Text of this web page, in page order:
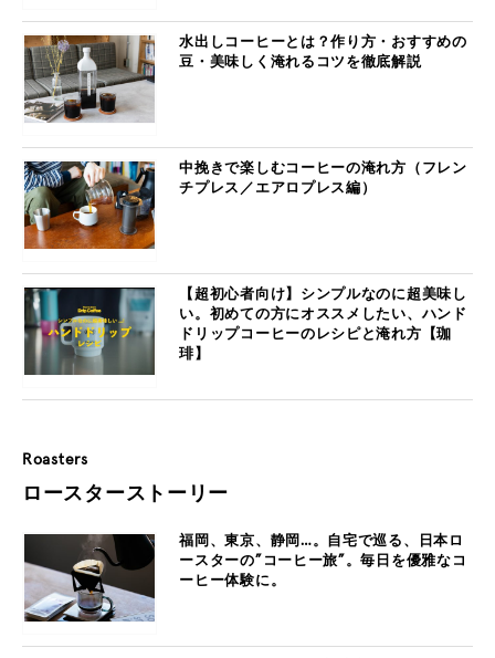
水出しコーヒーとは？作り方・おすすめの
豆・美味しく淹れるコツを徹底解説
中挽きで楽しむコーヒーの淹れ方（フレン
チプレス／エアロプレス編）
【超初心者向け】シンプルなのに超美味し
い。初めての方にオススメしたい、ハンド
ドリップコーヒーのレシピと淹れ方【珈
琲】
Roasters
ロースターストーリー
福岡、東京、静岡…。自宅で巡る、日本ロ
ースターの”コーヒー旅”。毎日を優雅なコ
ーヒー体験に。